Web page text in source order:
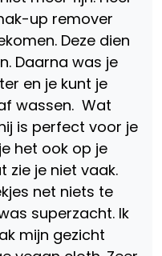
up remover
Deze dien
Daarna was je
en je kunt je
wassen. Wat
is perfect voor je
het ook op je
zie je niet vaak.
net niets te
superzacht. Ik
mijn gezicht